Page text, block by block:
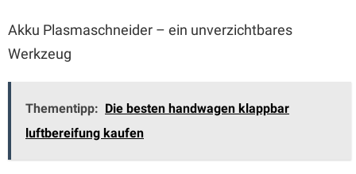
Akku Plasmaschneider – ein unverzichtbares
Werkzeug
Thementipp: Die besten handwagen klappbar
luftbereifung kaufen